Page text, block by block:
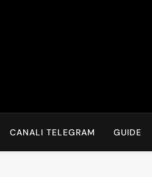
Online
CANALI TELEGRAM GUIDE